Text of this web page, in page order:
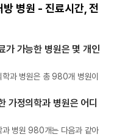
병원 - 진료시간, 전
가 가능한 병원은 몇 개인
과 병원은 총 980개 병원이
가정의학과 병원은 어디
과 병원 980개는 다음과 같아